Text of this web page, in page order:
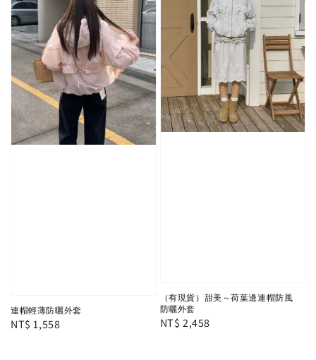
連帽輕薄防曬外套
Regular
NT$ 1,558
（有現貨）甜美～荷葉邊連帽防風
防曬外套
Regular
NT$ 2,458